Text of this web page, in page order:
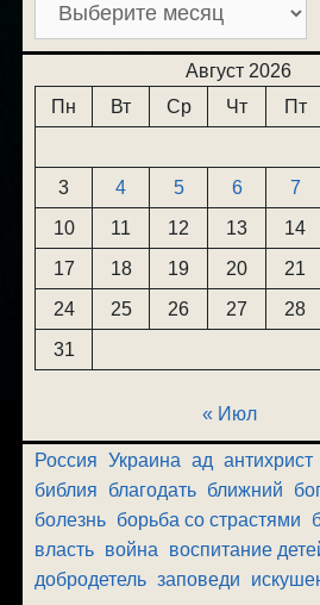
Август 2026
Пн
Вт Ср Чт Пт
3
4 5 6 7
10
11 12 13 14
17
18 19 20 21
24
25 26 27 28
31
« Июл
Россия Украина ад антихрист
библия
благодать ближний
болезнь борьба со страстями
власть война воспитание
добродетель заповеди